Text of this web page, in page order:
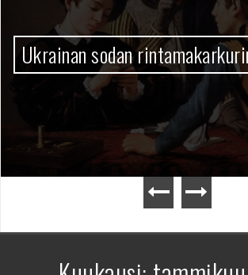
Ukrainan sodan